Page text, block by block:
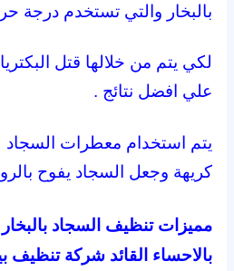
بالبخار والتي تستخدم درجة
لكي يتم من خلالها قتل
علي افضل نتائج .
يتم استخدام معطرات السجاد
كريهة وجعل السجاد يفوح
مميزات تنظيف السجاد
بالاحساء القائد شركة تنظيف